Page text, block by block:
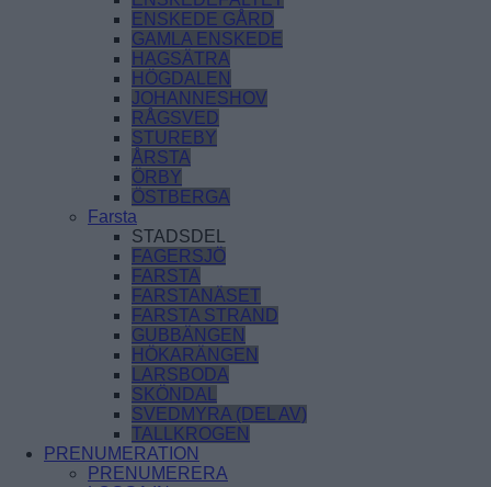
ENSKEDE GÅRD
GAMLA ENSKEDE
HAGSÄTRA
HÖGDALEN
JOHANNESHOV
RÅGSVED
STUREBY
ÅRSTA
ÖRBY
ÖSTBERGA
Farsta
STADSDEL
FAGERSJÖ
FARSTA
FARSTANÄSET
FARSTA STRAND
GUBBÄNGEN
HÖKARÄNGEN
LARSBODA
SKÖNDAL
SVEDMYRA (DEL AV)
TALLKROGEN
PRENUMERATION
PRENUMERERA